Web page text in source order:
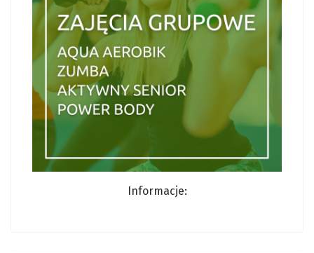
Informacje: